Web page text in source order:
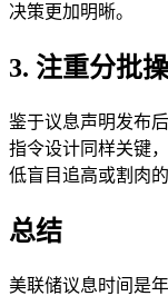
决策更加明晰。
3. 注重分批
鉴于议息声明发布
指令设计同样关键
低盲目追高或割肉的
总结
美联储议息时间是